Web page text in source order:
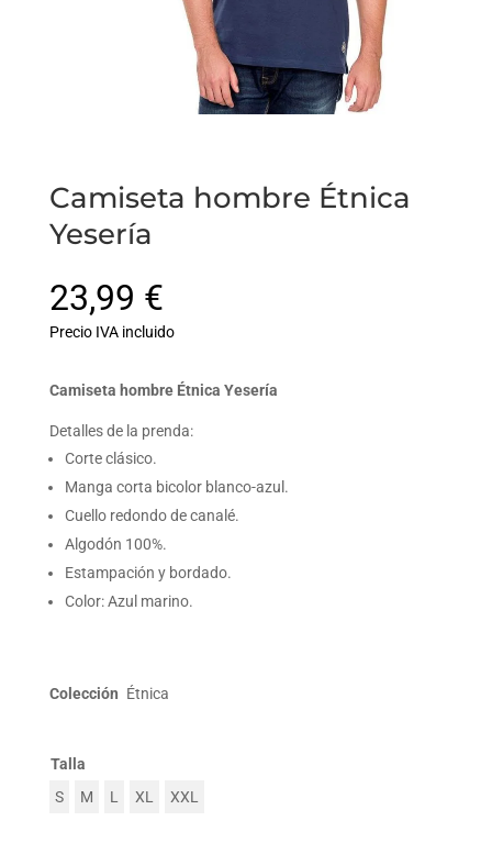
Camiseta hombre Étnica
Yesería
23,99 €
Precio IVA incluido
Camiseta hombre Étnica Yesería
Detalles de la prenda:
Corte clásico.
Manga corta bicolor blanco-azul.
Cuello redondo de canalé.
Algodón 100%.
Estampación y bordado.
Color: Azul marino.
Colección Étnica
Talla
S
M L XL XXL